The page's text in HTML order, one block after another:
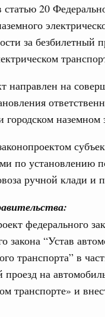
20
за безбилетный
направлен на
городском наземном
по установлению
ручной клади и
федерального
закона “Устав
транспорта” в
проезд на
транспорте» и
по
актуальные задачи
и администрирования,
перевозок,
союз.
участие во
с главами